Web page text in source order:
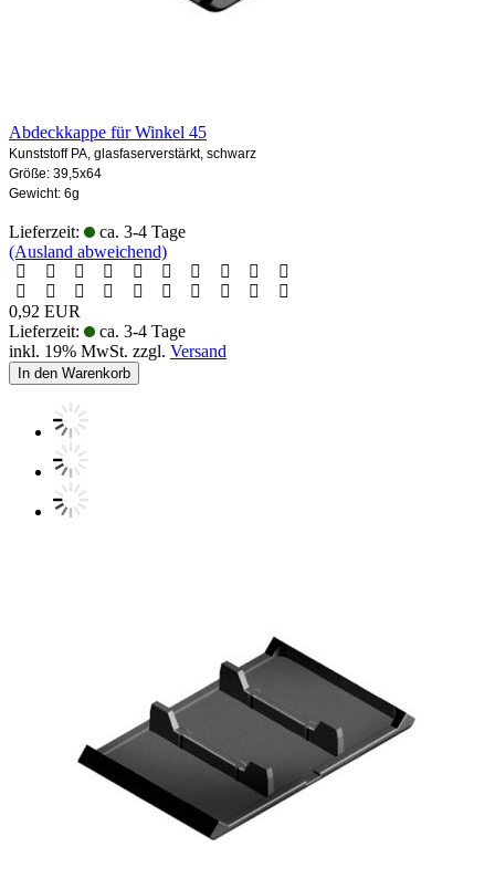
Abdeckkappe für Winkel 45
Kunststoff PA, glasfaserverstärkt, schwarz
Größe: 39,5x64
Gewicht: 6g
Lieferzeit:
ca. 3-4 Tage
(Ausland abweichend)
0,92 EUR
Lieferzeit:
ca. 3-4 Tage
inkl. 19% MwSt. zzgl. Versand
In den Warenkorb